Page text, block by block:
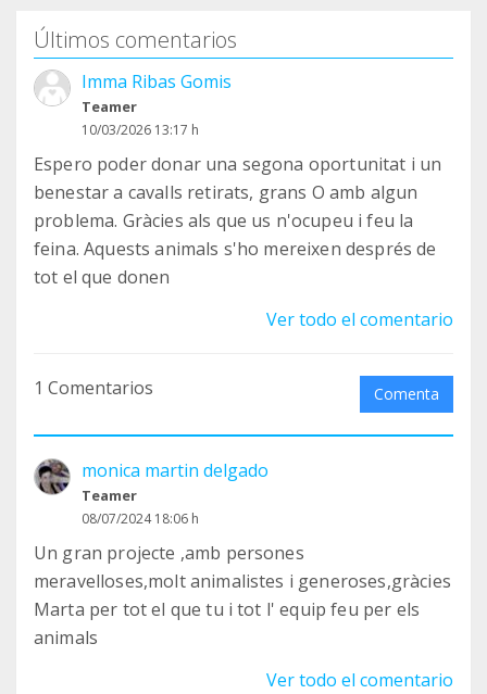
Últimos comentarios
Imma Ribas Gomis
Teamer
10/03/2026 13:17 h
Espero poder donar una segona oportunitat i un
benestar a cavalls retirats, grans O amb algun
problema. Gràcies als que us n'ocupeu i feu la
feina. Aquests animals s'ho mereixen després de
tot el que donen
Ver todo el comentario
1 Comentarios Comenta
monica martin delgado
Teamer
08/07/2024 18:06 h
Un gran projecte ,amb persones
meravelloses,molt animalistes i generoses,gràcies
Marta per tot el que tu i tot l' equip feu per els
animals
Ver todo el comentario